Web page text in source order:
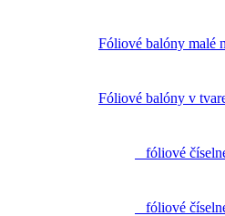
Fóliové balóny malé
Fóliové balóny v
fóliové
fóliové